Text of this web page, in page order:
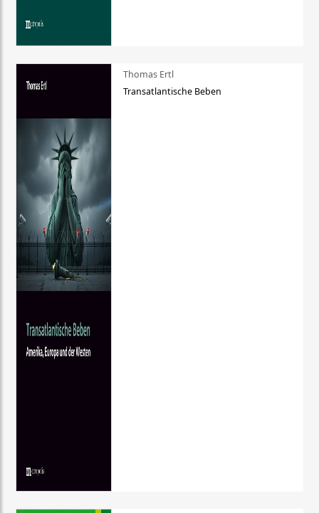
Thomas Ertl
Transatlantische Beben